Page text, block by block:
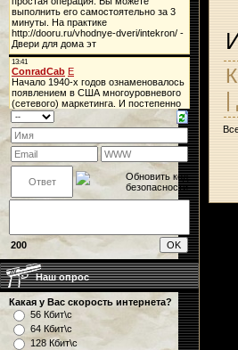
200
Наш опрос
Какая у Вас скорость интернета?
56 Кбит\с
64 Кбит\с
128 Кбит\с
|